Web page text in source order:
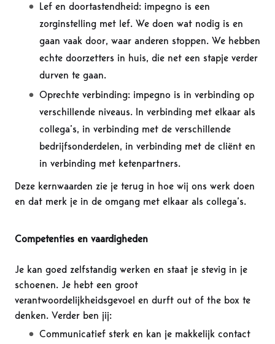
Lef en doortastendheid: impegno is een
zorginstelling met lef. We doen wat nodig is en
gaan vaak door, waar anderen stoppen. We hebben
echte doorzetters in huis, die net een stapje verder
durven te gaan.
Oprechte verbinding: impegno is in verbinding op
verschillende niveaus. In verbinding met elkaar als
collega’s, in verbinding met de verschillende
bedrijfsonderdelen, in verbinding met de cliënt en
in verbinding met ketenpartners.
Deze kernwaarden zie je terug in hoe wij ons werk doen
en dat merk je in de omgang met elkaar als collega’s.
Competenties en vaardigheden
Je kan goed zelfstandig werken en staat je stevig in je
schoenen. Je hebt een groot
verantwoordelijkheidsgevoel en durft out of the box te
denken. Verder ben jij:
Communicatief sterk en kan je makkelijk contact